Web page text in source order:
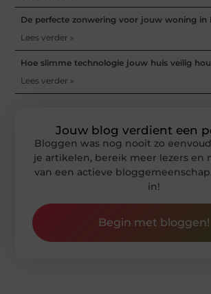
De perfecte zonwering voor jouw woning in
Lees verder »
Hoe slimme technologie jouw huis veilig
Lees verder »
Jouw blog verdient een
Bloggen was nog nooit zo
je artikelen, bereik meer lezers en
van een actieve
in!
Begin met bloggen!